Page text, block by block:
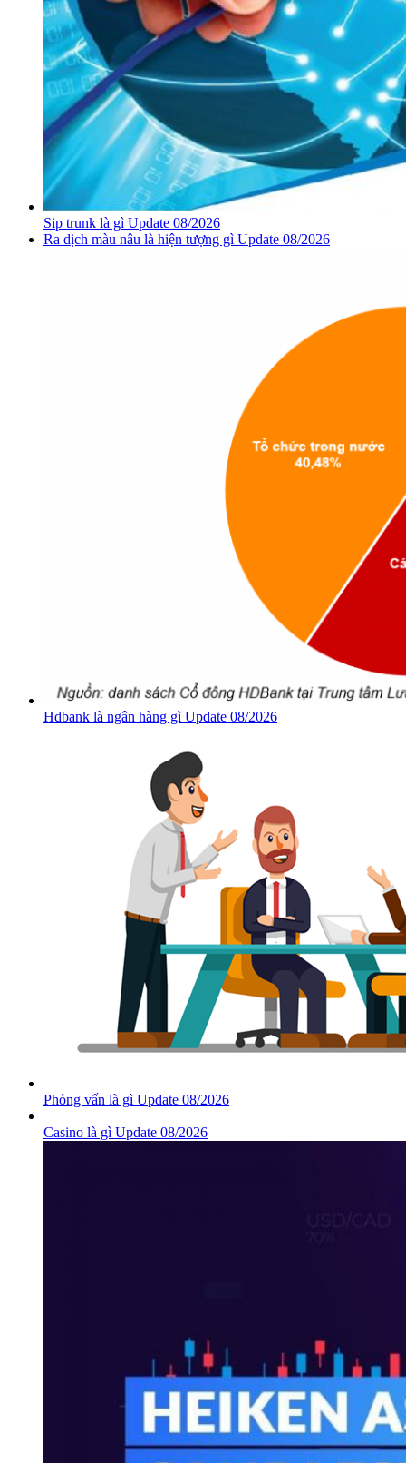
Sip trunk là gì Update 08/2026
Ra dịch màu nâu là hiện tượng gì Update 08/2026
Hdbank là ngân hàng gì Update 08/2026
Phỏng vấn là gì Update 08/2026
Casino là gì Update 08/2026